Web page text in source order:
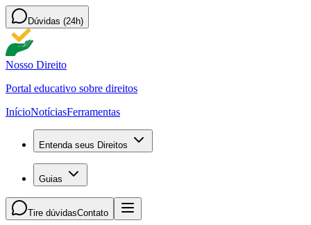
Dúvidas (24h)
Nosso Direito
Portal educativo sobre direitos
InícioNotíciasFerramentas
Entenda seus Direitos
Guias
Tire dúvidasContato